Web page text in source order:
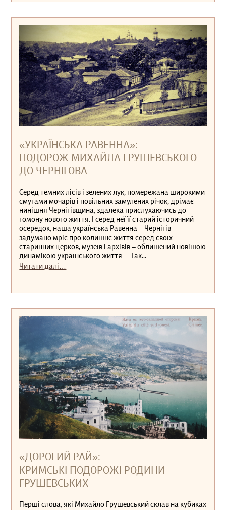
«УКРАЇНСЬКА РАВЕННА»:
ПОДОРОЖ МИХАЙЛА ГРУШЕВСЬКОГО
ДО ЧЕРНІГОВА
Серед темних лісів і зелених лук, помережана широкими
смугами мочарів і повільних замулених річок, дрімає
нинішня Чернігівщина, здалека прислухаючись до
гомону нового життя. І серед неї її старий історичний
осередок, наша українська Равенна – Чернігів –
задумано мріє про колишнє життя серед своїх
старинних церков, музеїв і архівів – облишений новішою
динамікою українського життя… Так...
Читати далі…
«ДОРОГИЙ РАЙ»:
КРИМСЬКІ ПОДОРОЖІ РОДИНИ
ГРУШЕВСЬКИХ
Перші слова, які Михайло Грушевський склав на кубиках